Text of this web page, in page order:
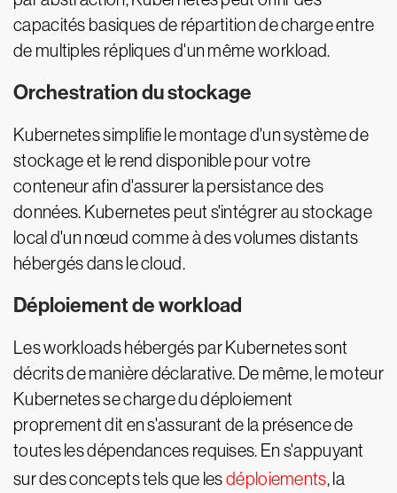
capacités basiques de répartition de charge entre
de multiples répliques d'un même workload.
Orchestration du stockage
Kubernetes simplifie le montage d'un système de
stockage et le rend disponible pour votre
conteneur afin d'assurer la persistance des
données. Kubernetes peut s'intégrer au stockage
local d'un nœud comme à des volumes distants
hébergés dans le cloud.
Déploiement de workload
Les workloads hébergés par Kubernetes sont
décrits de manière déclarative. De même, le moteur
Kubernetes se charge du déploiement
proprement dit en s'assurant de la présence de
toutes les dépendances requises. En s'appuyant
sur des concepts tels que lesdéploiements, la